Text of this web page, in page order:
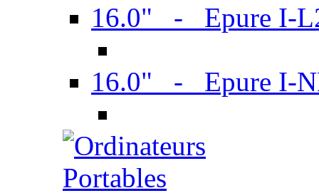
16.0" - Epure I-
16.0" - Epure I-